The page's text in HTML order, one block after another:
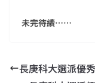
未完待續……
長庚科大選派優